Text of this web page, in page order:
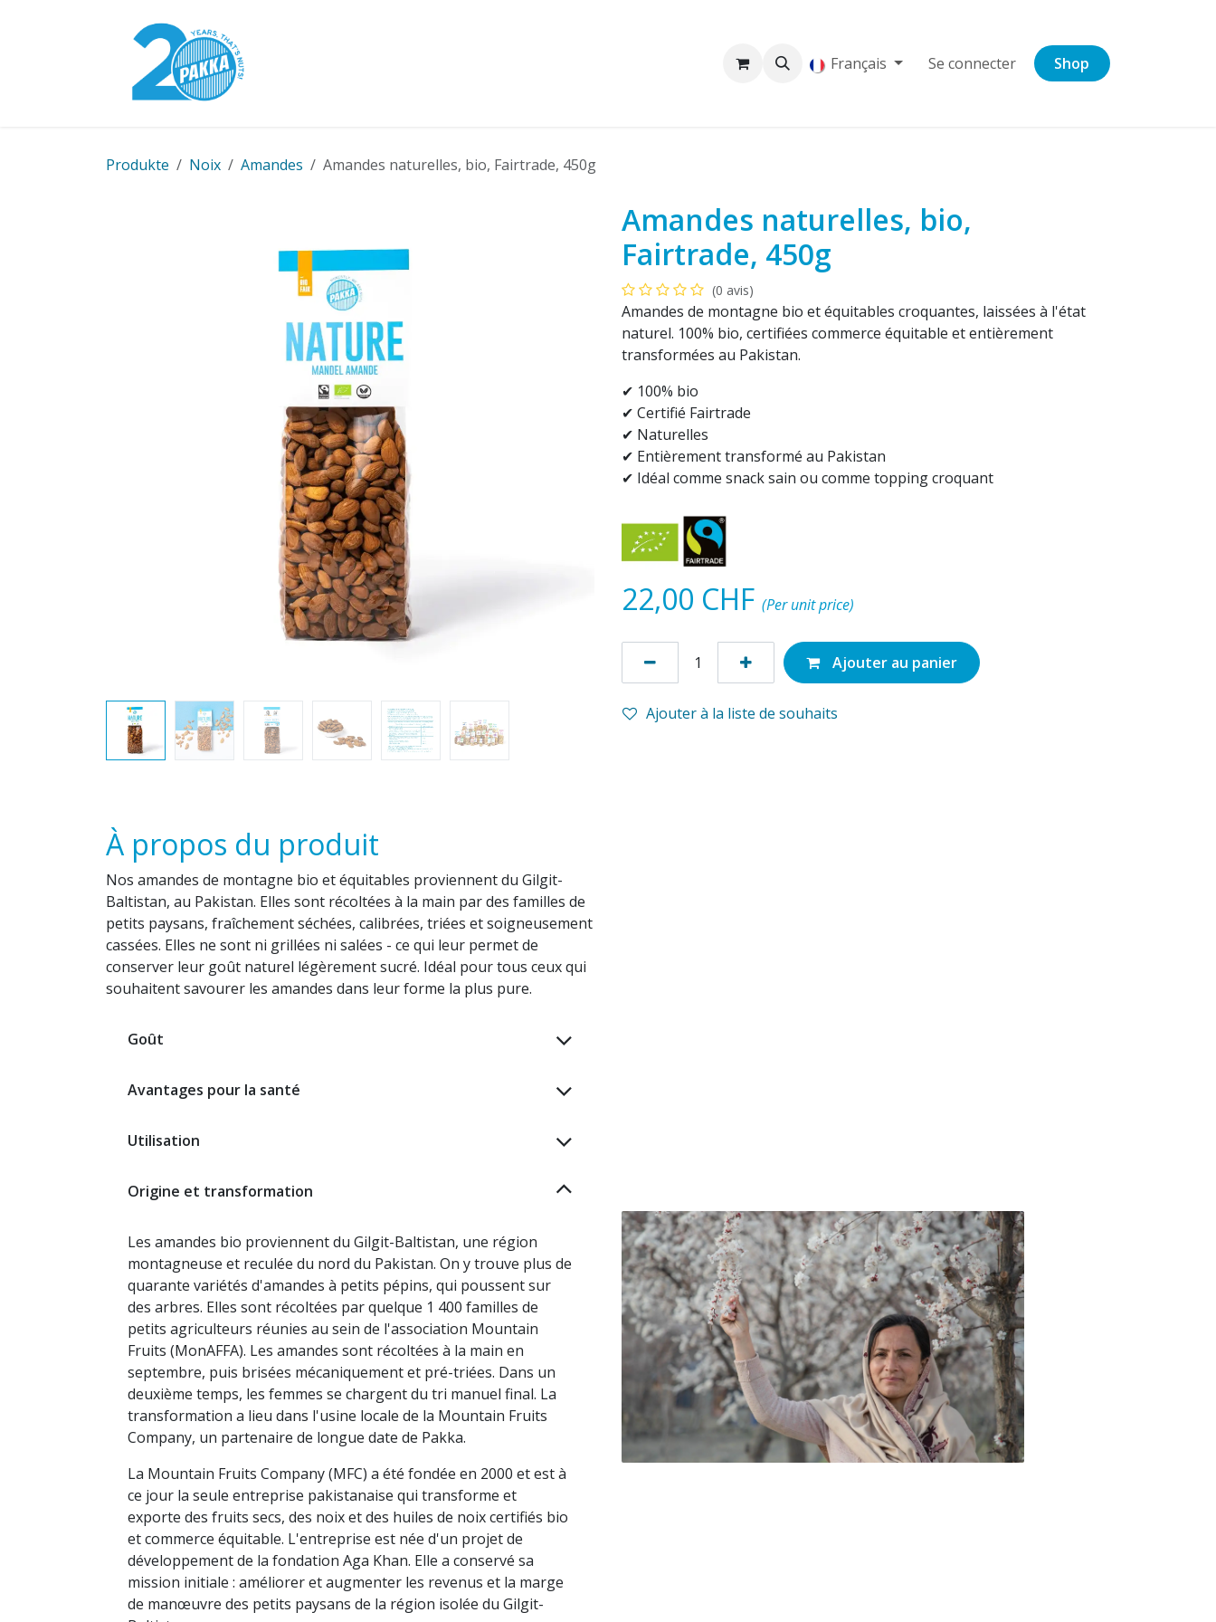
Clients professionnels Français Se connecter Shop
Produkte Noix Amandes Amandes naturelles, bio, Fairtrade, 450g
Amandes naturelles, bio,
Fairtrade, 450g
(0 avis)
Amandes de montagne bio et équitables croquantes, laissées à l'état
naturel. 100% bio, certifiées commerce équitable et entièrement
transformées au Pakistan.
✔ 100% bio
✔ Certifié Fairtrade
✔ Naturelles
✔ Entièrement transformé au Pakistan
✔ Idéal comme snack sain ou comme topping croquant
22,00 CHF (Per unit price)
Ajouter au panier
Ajouter à la liste de souhaits
À propos du produit
Nos amandes de montagne bio et équitables proviennent du Gilgit-
Baltistan, au Pakistan. Elles sont récoltées à la main par des familles de
petits paysans, fraîchement séchées, calibrées, triées et soigneusement
cassées. Elles ne sont ni grillées ni salées - ce qui leur permet de
conserver leur goût naturel légèrement sucré. Idéal pour tous ceux qui
souhaitent savourer les amandes dans leur forme la plus pure.
Goût
Avantages pour la santé
Utilisation
Origine et transformation
Les amandes bio proviennent du Gilgit-Baltistan, une région
montagneuse et reculée du nord du Pakistan. On y trouve plus de
quarante variétés d'amandes à petits pépins, qui poussent sur
des arbres. Elles sont récoltées par quelque 1 400 familles de
petits agriculteurs réunies au sein de l'association Mountain
Fruits (MonAFFA). Les amandes sont récoltées à la main en
septembre, puis brisées mécaniquement et pré-triées. Dans un
deuxième temps, les femmes se chargent du tri manuel final. La
transformation a lieu dans l'usine locale de la Mountain Fruits
Company, un partenaire de longue date de Pakka.
La Mountain Fruits Company (MFC) a été fondée en 2000 et est à
ce jour la seule entreprise pakistanaise qui transforme et
exporte des fruits secs, des noix et des huiles de noix certifiés bio
et commerce équitable. L'entreprise est née d'un projet de
développement de la fondation Aga Khan. Elle a conservé sa
mission initiale : améliorer et augmenter les revenus et la marge
de manœuvre des petits paysans de la région isolée du Gilgit-